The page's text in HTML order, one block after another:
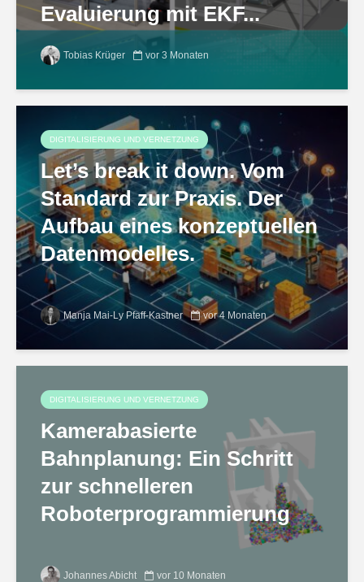
Evaluierung mit EKF...
Tobias Krüger vor 3 Monaten
DIGITALISIERUNG UND VERNETZUNG
Let’s break it down. Vom
Standard zur Praxis. Der
Aufbau eines konzeptuellen
Datenmodelles.
Manja Mai-Ly Pfaff-Kastner vor 4 Monaten
DIGITALISIERUNG UND VERNETZUNG
Kamerabasierte
Bahnplanung: Ein Schritt
zur schnelleren
Roboterprogrammierung
Johannes Abicht vor 10 Monaten